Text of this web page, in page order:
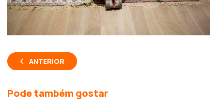
ANTERIOR
Pode também gostar